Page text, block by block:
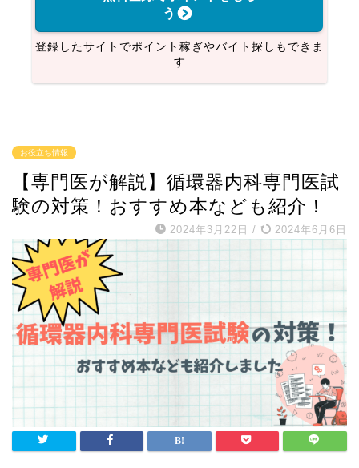
う
登録したサイトでポイント稼ぎやバイト探しもできま
す
お役立ち情報
【専門医が解説】循環器内科専門医試
験の対策！おすすめ本なども紹介！
2024年3月22日 / 2024年6月6日